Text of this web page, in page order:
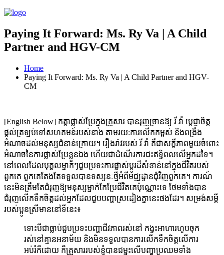
Paying It Forward: Ms. Ry Va | A Child
Partner and HGV-CM
Home
Paying It Forward: Ms. Ry Va | A Child Partner and HGV-
CM
[English Below] កត្តាផ្លាស់ប្រែក្នុងគ្រួសារ បានរុញច្រានឱ្យ រី វ៉ា ប្តេជ្ញាចិត្ត
ផ្តល់ត្រឡប់ទៅសហគមន៍របស់នាង តាមរយ:ការលើកកម្ពស់ និងពង្រឹង
អំណាចដល់មនុស្សជំនាន់ក្រោយ។ រឿងរ៉ាវរបស់ រី វ៉ា គឺជាសក្ខីភាពមួយចំពោះ
អំណាចនៃការផ្លាស់ប្រែខ្លួនឯង ហើយជាដំណើរការជះឥទ្ធិពលលើអ្នកដទៃ។
នៅពេលដែលបុគ្គលម្នាក់ៗជួបប្រទះការផ្លាស់ប្តូរដ៏សំខាន់នៅក្នុងជីវិតរបស់
ពួកគេ ពួកគេតែងតែទទួលបានទស្សនៈថ្មីអំពីមជ្ឍដ្ឋានជុំវិញពួកគេ។ ការណ៍
នេះមិនត្រឹមតែជំរុញឱ្យមនុស្សម្នាក់កែប្រែជីវិតគេប៉ុណ្ណោះទេ ថែមទាំងបាន
ជំរុញលើកទឹកចិត្ដដល់អ្នកដែលជួបបញ្ហាស្រដៀងគ្នានេះផងដែរ។ សម្រង់សម្តី
របស់ប្អូនស្រីមាននៅទីនេះ៖
ទោះបីជាធ្លាប់ជួបប្រទះបញ្ហាជីវភាពរស់នៅ កង្វះអាហារហូបចុក
រស់នៅគ្មានអនាម័យ និងមិនទទួលបានការលើកទឹកចិត្តលើការ
អប់រំក៏ដោយ ក៏គ្រួសាររបស់ខ្ញុំបានជម្នះលើបញ្ហាប្រឈមទាំង